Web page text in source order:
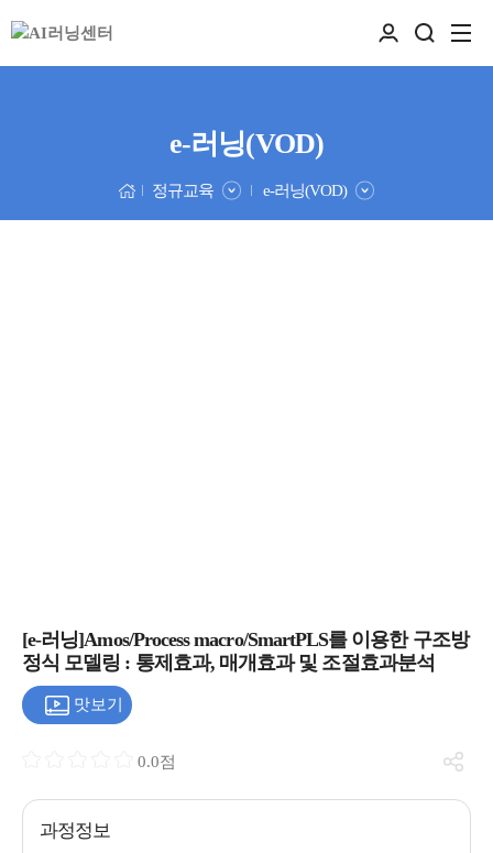
e-러닝(VOD)
정규교육 e-러닝(VOD)
[e-러닝]Amos/Process macro/SmartPLS를 이용한 구조방
정식 모델링 : 통제효과, 매개효과 및 조절효과분석
맛보기
0.0점
과정정보